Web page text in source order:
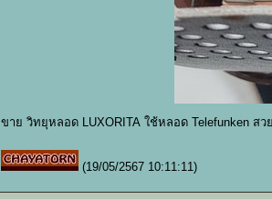
ขาย วิทยุหลอด LUXORITA ใช้หลอด Telefunken ส
(19/05/2567 10:11:11)